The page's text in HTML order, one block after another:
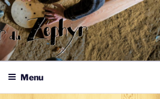
du
Menu